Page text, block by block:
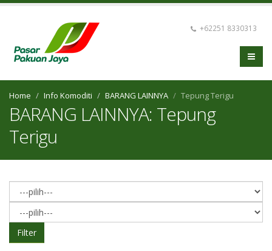
+62251 8330313
Home Info Komoditi BARANG LAINNYA Tepung Terigu
BARANG LAINNYA: Tepung
Terigu
Filter